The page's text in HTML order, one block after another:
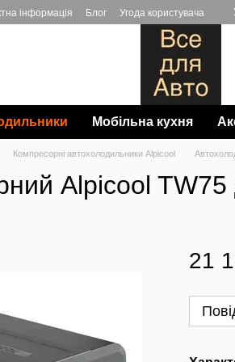
інформація Блог Угода користувача
Мобільна кухня
Компресорні автохолодильники Alpicool
Alpicool
21